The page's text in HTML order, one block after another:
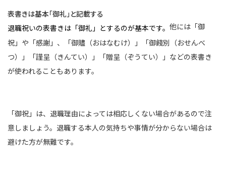
表書きは基本「御礼」と記載する
退職祝いの表書きは「御礼」とするのが基本です。 他には「御
祝」や「感謝」、「御贐（おはなむけ）」「御餞別（おせんべ
つ）」「謹呈（きんてい）」「贈呈（ぞうてい）」などの表書き
が使われることもあります。
「御祝」は、退職理由によっては相応しくない場合があるので注
意しましょう。退職する本人の気持ちや事情が分からない場合は
避けた方が無難です。